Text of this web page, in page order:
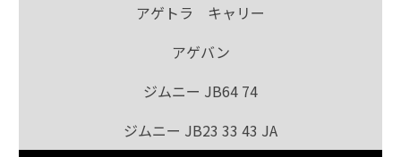
アゲトラ キャリー
アゲバン
ジムニー JB64 74
ジムニー JB23 33 43 JA